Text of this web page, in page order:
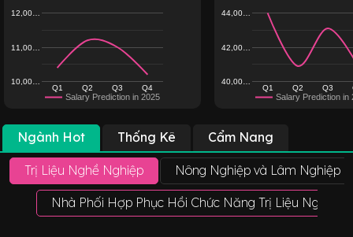
Salary Prediction in 2025
Q1 Q2 Q3 Q4
10,00…
11,00…
12,00…
Salary Prediction in
Q1 Q2 Q3
40,00…
42,00…
44,00…
Ngành Hot Thống Kê Cẩm Nang
Trị Liệu Nghề Nghiệp Nông Nghiệp và Lâm Nghiệp
Nhà Phối Hợp Phục Hồi Chức Năng Trị Liệu Nghề